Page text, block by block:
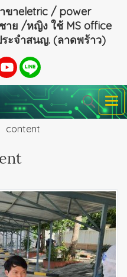
ขาeletric / power
าย /หญิง ใช้ MS office
ระจำสนญ. (ลาดพร้าว)
content